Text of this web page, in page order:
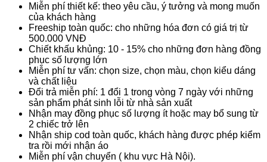
Miễn phí thiết kế: theo yêu cầu, ý tưởng và mong muốn
của khách hàng
Freeship toàn quốc: cho những hóa đơn có giá trị từ
500.000 VNĐ
Chiết khấu khủng: 10 - 15% cho những đơn hàng đồng
phục số lượng lớn
Miễn phí tư vấn: chọn size, chọn màu, chọn kiểu dáng
và chất liệu
Đổi trả miễn phí: 1 đổi 1 trong vòng 7 ngày với những
sản phẩm phát sinh lỗi từ nhà sản xuất
Nhận may đồng phục số lượng ít hoặc may bổ sung từ
2 chiếc trở lên
Nhận ship cod toàn quốc, khách hàng được phép kiểm
tra rồi mới nhận áo
Miễn phí vận chuyển ( khu vực Hà Nội).